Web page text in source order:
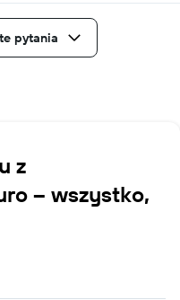
pytania
z
– wszystko,